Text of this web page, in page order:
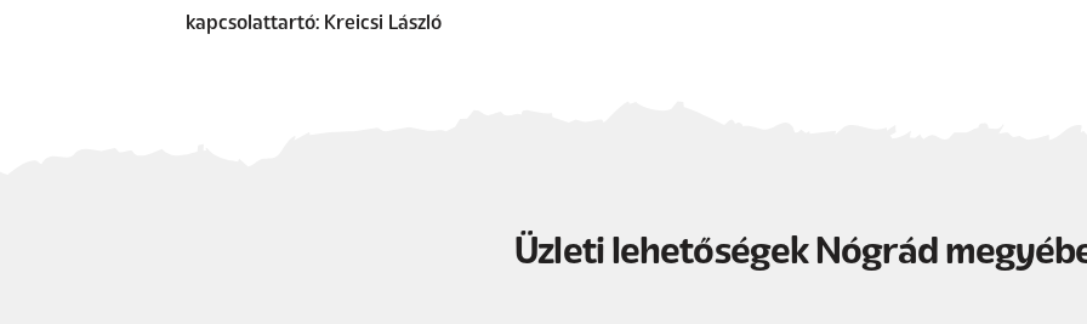
kapcsolattartó: Kreicsi László
Üzleti lehetőségek Nógrád